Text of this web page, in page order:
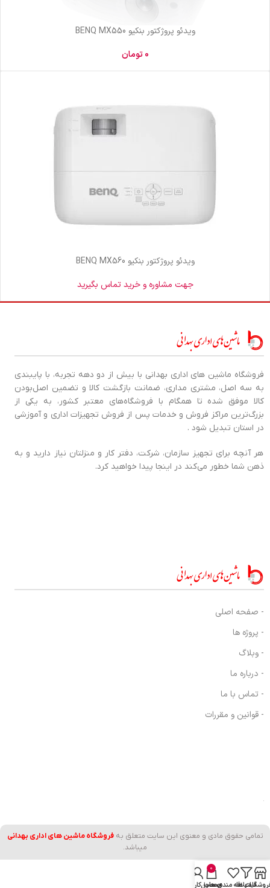
ویدئو پروژکتور بنکیو BENQ MX550
0 تومان
ویدئو پروژکتور بنکیو BENQ MX560
جهت مشاوره و خرید تماس بگیرید
فروشگاه ماشین های اداری بهدانی با بیش از دو دهه تجربه، با پایبندی
به سه اصل، مشتری مداری، ضمانت بازگشت کالا و تضمین اصل‌بودن
کالا موفق شده تا همگام با فروشگاه‌های معتبر کشور، به یکی از
بزرگ‌ترین مراکز فروش و خدمات پس از فروش تجهیزات اداری و آموزشی
در استان تبدیل شود .
هر آنچه برای تجهیز سازمان، شرکت، دفتر کار و منزلتان نیاز دارید و به
ذهن شما خطور می‌کند در اینجا پیدا خواهید کرد.
- صفحه اصلی
- پروژه ها
- وبلاگ
- درباره ما
- تماس با ما
- قوانین و مقررات
تمامی حقوق مادی و معنوی این سایت متعلق بهفروشگاه ماشین های اداری بهدانی
میباشد.
فیلتر ها
علاقه مندی ها
0
محصول
حساب کاربری من